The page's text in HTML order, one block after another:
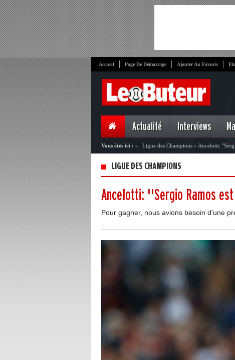
Accueil Page De Démarrage Ajouter Au Favoris
Actualité Interviews
Vous êtes ici : » Ligue des Champions » Ancelotti:
LIGUE DES CHAMPIONS
Ancelotti: ''Sergio Ramos
Pour gagner, nous avions besoin d'une